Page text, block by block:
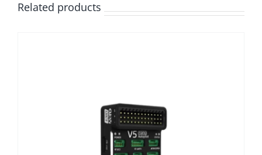
Related products